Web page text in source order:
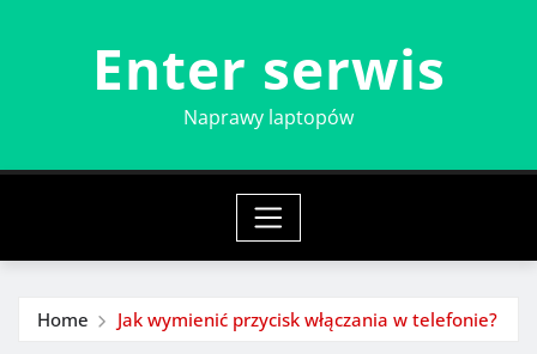
Enter serwis
Naprawy laptopów
Home Jak wymienić przycisk włączania w telefonie?